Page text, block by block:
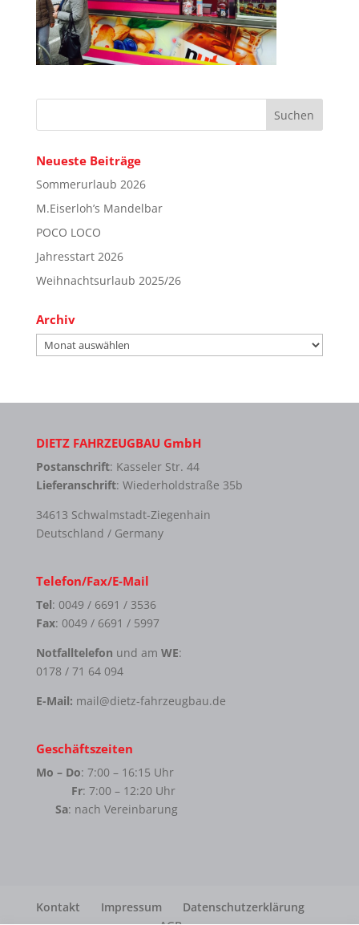
Neueste Beiträge
Sommerurlaub 2026
M.Eiserloh’s Mandelbar
POCO LOCO
Jahresstart 2026
Weihnachtsurlaub 2025/26
Archiv
Archiv
DIETZ FAHRZEUGBAU GmbH
Postanschrift: Kasseler Str. 44
Lieferanschrift: Wiederholdstraße 35b
34613 Schwalmstadt-Ziegenhain
Deutschland / Germany
Telefon/Fax/E-Mail
Tel: 0049 / 6691 / 3536
Fax: 0049 / 6691 / 5997
Notfalltelefon und am WE:
0178 / 71 64 094
E-Mail: mail@dietz-fahrzeugbau.de
Geschäftszeiten
Mo – Do: 7:00 – 16:15 Uhr
Fr: 7:00 – 12:20 Uhr
Sa: nach Vereinbarung
Kontakt Impressum
Datenschutzerklärung